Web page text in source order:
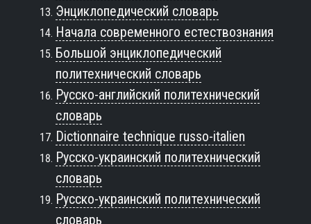
Энциклопедический словарь
Начала современного естествознания
Большой энциклопедический
политехнический словарь
Русско-английский политехнический
словарь
Dictionnaire technique russo-italien
Русско-украинский политехнический
словарь
Русско-украинский политехнический
словарь